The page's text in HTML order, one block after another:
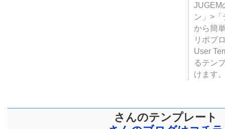
JUGEM
ン」>
から簡
リポブ
User
るテン
けます
さんのテンプレート